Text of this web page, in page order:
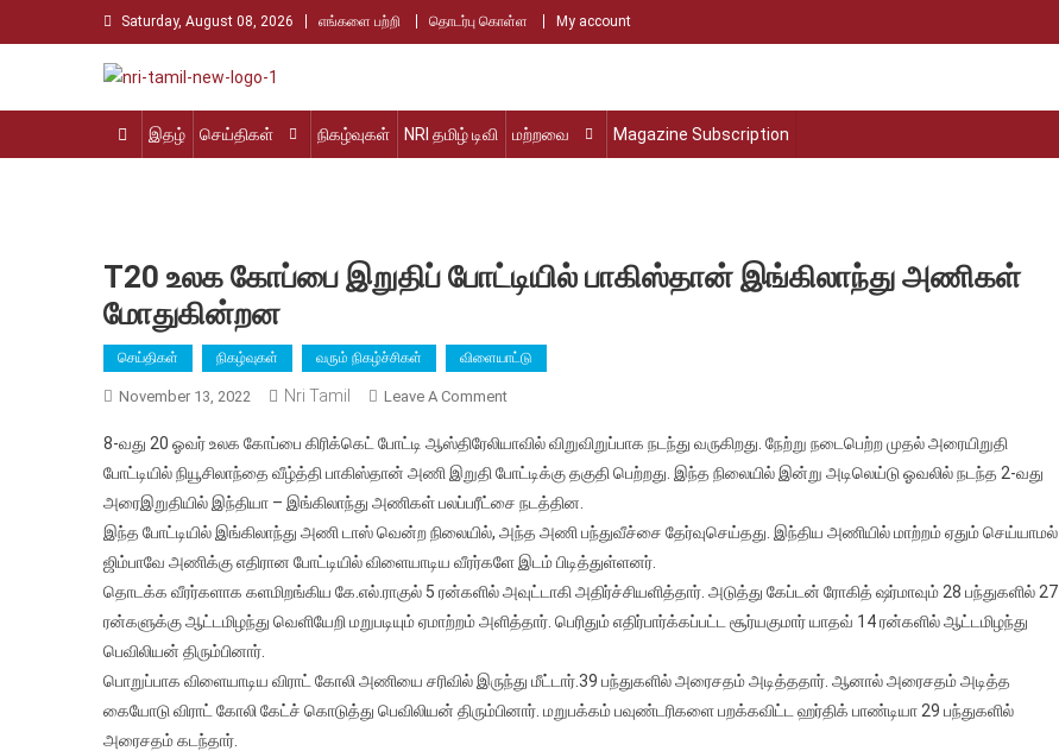
to
Saturday, August 08, 2026 எங்களை பற்றி தொடர்பு கொள்ள My account
Nri Tamil
உலக தமிழர்களின் உரத்த குரல்
இதழ்
செய்திகள் நிகழ்வுகள் NRI தமிழ் டிவி மற்றவை Magazine Subscription
T20 உலக கோப்பை இறுதிப் போட்டியில் பாகிஸ்தான் இங்கிலாந்து அணிகள்
மோதுகின்றன
செய்திகள் நிகழ்வுகள் வரும் நிகழ்ச்சிகள் விளையாட்டு
November 13, 2022 Nri Tamil Leave A CommentOn
உலக
கோப்பை
இறுதிப்
போட்டியில்
பாகிஸ்தான்
இங்கிலாந்து
அணிகள்
8-வது 20 ஓவர் உலக கோப்பை கிரிக்கெட் போட்டி ஆஸ்திரேலியாவில் விறுவிறுப்பாக நடந்து வருகிறது. நேற்று நடைபெற்ற முதல் அரையிறுதி
போட்டியில் நியூசிலாந்தை வீழ்த்தி பாகிஸ்தான் அணி இறுதி போட்டிக்கு தகுதி பெற்றது. இந்த நிலையில் இன்று அடிலெய்டு ஓவலில் நடந்த 2-வது
அரைஇறுதியில் இந்தியா – இங்கிலாந்து அணிகள் பலப்பரீட்சை நடத்தின.
இந்த போட்டியில் இங்கிலாந்து அணி டாஸ் வென்ற நிலையில், அந்த அணி பந்துவீச்சை தேர்வுசெய்தது. இந்திய அணியில் மாற்றம் ஏதும் செய்யாமல்
ஜிம்பாவே அணிக்கு எதிரான போட்டியில் விளையாடிய வீரர்களே இடம் பிடித்துள்ளனர்.
தொடக்க வீரர்களாக களமிறங்கிய கே.எல்.ராகுல் 5 ரன்களில் அவுட்டாகி அதிர்ச்சியளித்தார். அடுத்து கேப்டன் ரோகித் ஷர்மாவும் 28 பந்துகளில் 27
ரன்களுக்கு ஆட்டமிழந்து வெளியேறி மறுபடியும் ஏமாற்றம் அளித்தார். பெரிதும் எதிர்பார்க்கப்பட்ட சூர்யகுமார் யாதவ் 14 ரன்களில் ஆட்டமிழந்து
பெவிலியன் திரும்பினார்.
பொறுப்பாக விளையாடிய விராட் கோலி அணியை சரிவில் இருந்து மீட்டார்.39 பந்துகளில் அரைசதம் அடித்ததார். ஆனால் அரைசதம் அடித்த
கையோடு விராட் கோலி கேட்ச் கொடுத்து பெவிலியன் திரும்பினார். மறுபக்கம் பவுண்டரிகளை பறக்கவிட்ட ஹர்திக் பாண்டியா 29 பந்துகளில்
அரைசதம் கடந்தார்.